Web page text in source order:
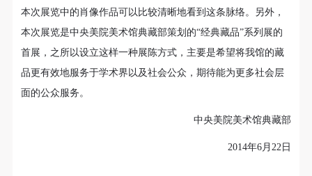
本次展览中的肖像作品可以比较清晰地看到这条脉络。另外，
本次展览是中央美院美术馆典藏部策划的“经典藏品”系列展的
首展，之所以设立这样一种展陈方式，主要是希望将我馆的藏
品更有效地服务于学术界以及社会公众，期待能为更多社会层
面的公众服务。
中央美院美术馆典藏部
2014年6月22日
（3）、乙方为甲方拍摄中央美术学院公共教育部所
有公教活动。
二、拍摄内容、使用形式、使用地域范围
（1）、拍摄内容 乙方拍摄的带有甲方肖像的作品内
容包括：①中央美术学院美术馆②中央美术学院校园
（2）、使用形式 用于中央美术学院图书出版、销售
（3）、乙方为甲方拍摄中央美术学院公共教育部所
有公教活动。
二、拍摄内容、使用形式、使用地域范围
（1）、拍摄内容 乙方拍摄的带有甲方肖像的作品内
容包括：①中央美术学院美术馆②中央美术学院校园
（2）、使用形式 用于中央美术学院图书出版、销售
（3）、乙方为甲方拍摄中央美术学院公共教育部所
有公教活动。
二、拍摄内容、使用形式、使用地域范围
（1）、拍摄内容 乙方拍摄的带有甲方肖像的作品内
容包括：①中央美术学院美术馆②中央美术学院校园
（2）、使用形式 用于中央美术学院图书出版、销售